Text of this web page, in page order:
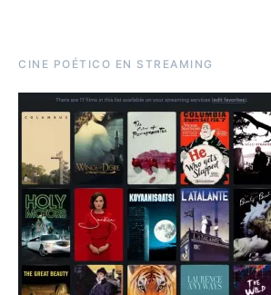
CINE POÉTICO EN STREAMING